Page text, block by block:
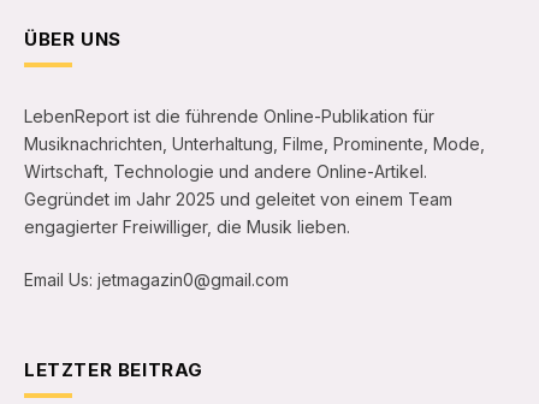
ÜBER UNS
LebenReport ist die führende Online-Publikation für
Musiknachrichten, Unterhaltung, Filme, Prominente, Mode,
Wirtschaft, Technologie und andere Online-Artikel.
Gegründet im Jahr 2025 und geleitet von einem Team
engagierter Freiwilliger, die Musik lieben.
Email Us: jetmagazin0@gmail.com
LETZTER BEITRAG